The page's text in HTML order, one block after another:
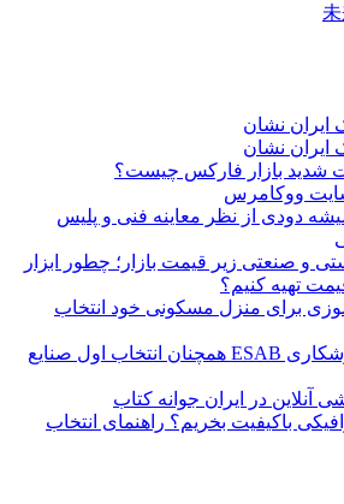
نشان
نشان
شدید بازار فارکس چیست؟
ووکامرس
دودی از نظر معاینه فنی و پلیس
و صنعتی زیر قیمت بازار؛ چطور ابزار
تهیه کنیم؟
برای منزل مسکونی خود انتخاب
چرا محصولات جوشکاری ESAB همچنان انتخاب اول صنایع
آنلاین در ایران جوانه کتاب
باکیفیت بخریم؟ راهنمای انتخاب